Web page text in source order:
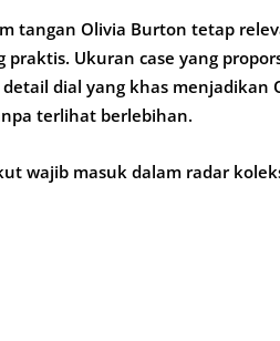
tangan Olivia Burton tetap
Ukuran case yang
dial yang khas menjadikan
terlihat berlebihan.
wajib masuk dalam radar